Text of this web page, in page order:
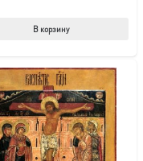
В корзину